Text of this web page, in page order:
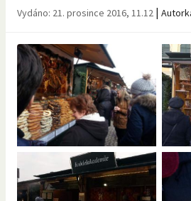
Vydáno: 21. prosince 2016, 11.12 |